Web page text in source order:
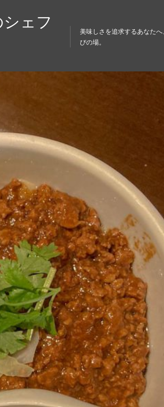
ェフ
美味しさを追求するあなた
びの場。